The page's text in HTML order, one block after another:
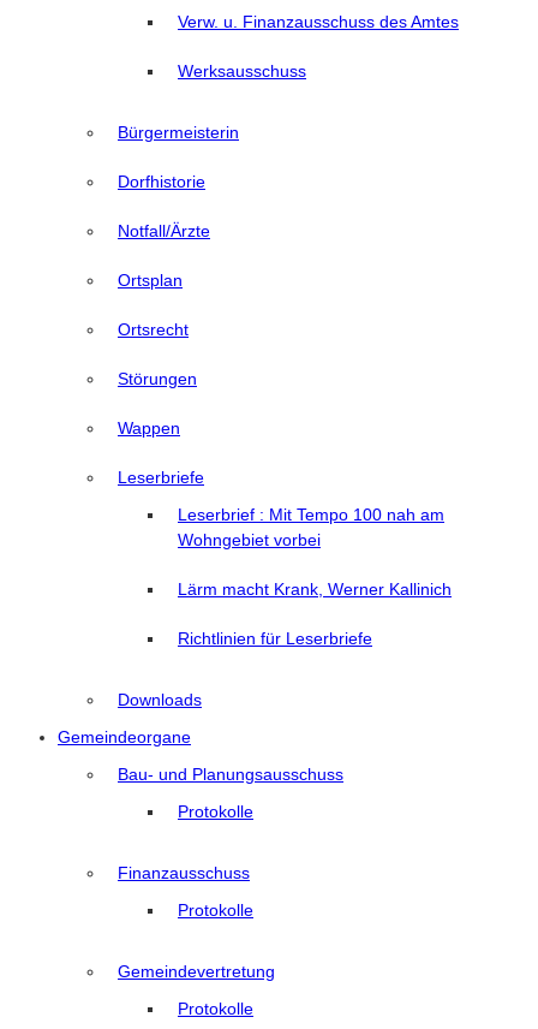
Verw. u. Finanzausschuss des Amtes
Werksausschuss
Bürgermeisterin
Dorfhistorie
Notfall/Ärzte
Ortsplan
Ortsrecht
Störungen
Wappen
Leserbriefe
Leserbrief : Mit Tempo 100 nah am
Wohngebiet vorbei
Lärm macht Krank, Werner Kallinich
Richtlinien für Leserbriefe
Downloads
Gemeindeorgane
Bau- und Planungsausschuss
Protokolle
Finanzausschuss
Protokolle
Gemeindevertretung
Protokolle